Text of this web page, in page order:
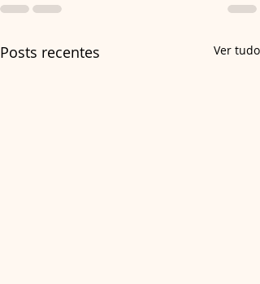
Posts recentes Ver tudo